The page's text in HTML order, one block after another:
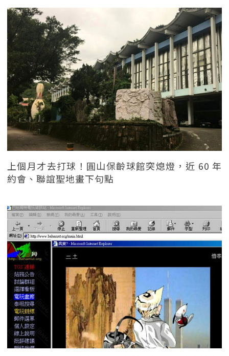
上個月才去打球！圓山保齡球館突熄燈，近 60 年
約會、聯誼聖地畫下句點